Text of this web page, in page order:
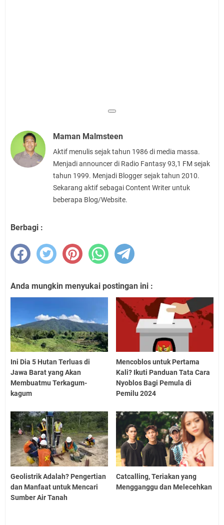
Maman Malmsteen
Aktif menulis sejak tahun 1986 di media massa.
Menjadi announcer di Radio Fantasy 93,1 FM sejak
tahun 1999. Menjadi Blogger sejak tahun 2010.
Sekarang aktif sebagai Content Writer untuk
beberapa Blog/Website.
Berbagi :
Anda mungkin menyukai postingan ini :
Ini Dia 5 Hutan Terluas di
Jawa Barat yang Akan
Membuatmu Terkagum-
kagum
Mencoblos untuk Pertama
Kali? Ikuti Panduan Tata Cara
Nyoblos Bagi Pemula di
Pemilu 2024
Geolistrik Adalah? Pengertian
dan Manfaat untuk Mencari
Sumber Air Tanah
Catcalling, Teriakan yang
Mengganggu dan Melecehkan